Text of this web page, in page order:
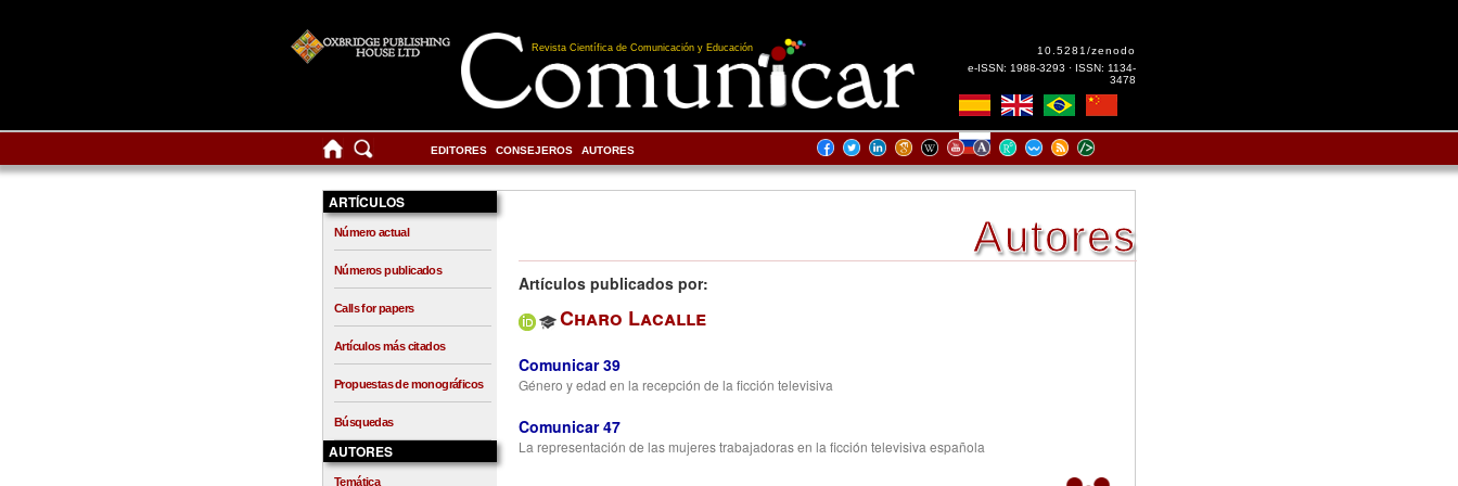
Revista Científica de Comunicación y Educación
10.5281/zenodo
e-ISSN: 1988-3293 · ISSN: 1134-
3478
EDITORES CONSEJEROS AUTORES
ARTÍCULOS
Número actual
Números publicados
Calls for papers
Artículos más citados
Propuestas de monográficos
Búsquedas
AUTORES
Temática
Autores
Artículos publicados por:
Charo Lacalle
Comunicar 39
Género y edad en la recepción de la ficción televisiva
Comunicar 47
La representación de las mujeres trabajadoras en la ficción televisiva española